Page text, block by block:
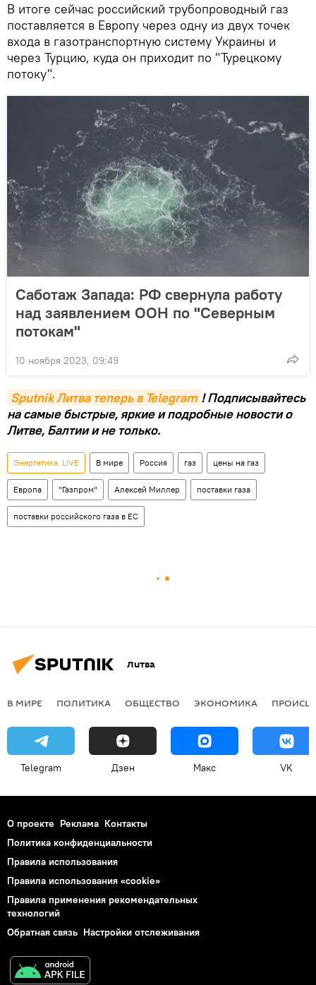
В итоге сейчас российский трубопроводный газ
поставляется в Европу через одну из двух точек
входа в газотранспортную систему Украины и
через Турцию, куда он приходит по "Турецкому
потоку".
Саботаж Запада: РФ свернула работу
над заявлением ООН по "Северным
потокам"
10 ноября 2023, 09:49
Sputnik Литва теперь в Telegram ! Подписывайтесь
на самые быстрые, яркие и подробные новости о
Литве, Балтии и не только.
Энергетика. LIVE В мире Россия газ цены на газ
Европа "Газпром" Алексей Миллер поставки газа
поставки российского газа в ЕС
Литва
В МИРЕ ПОЛИТИКА ОБЩЕСТВО ЭКОНОМИКА
Telegram Дзен Макс VK
О проекте Реклама Контакты
Политика конфиденциальности
Правила использования
Правила использования «cookie»
Правила применения рекомендательных
технологий
Обратная связь Настройки отслеживания